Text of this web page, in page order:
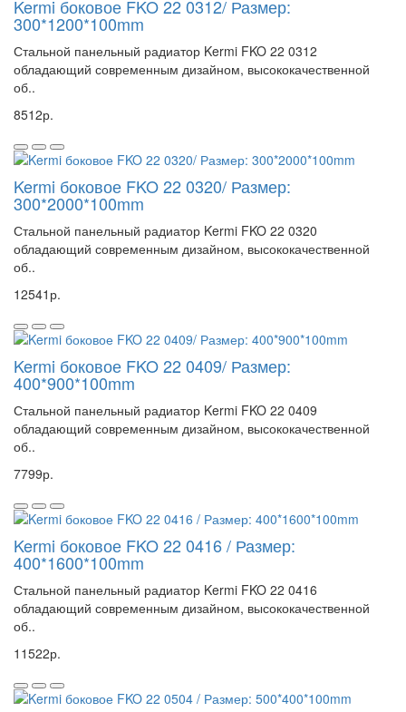
Kermi боковое FKO 22 0312/ Размер:
300*1200*100mm
Стальной панельный радиатор Kermi FKO 22 0312
обладающий современным дизайном, высококачественной
об..
8512р.
Kermi боковое FKO 22 0320/ Размер:
300*2000*100mm
Стальной панельный радиатор Kermi FKO 22 0320
обладающий современным дизайном, высококачественной
об..
12541р.
Kermi боковое FKO 22 0409/ Размер:
400*900*100mm
Стальной панельный радиатор Kermi FKO 22 0409
обладающий современным дизайном, высококачественной
об..
7799р.
Kermi боковое FKO 22 0416 / Размер:
400*1600*100mm
Стальной панельный радиатор Kermi FKO 22 0416
обладающий современным дизайном, высококачественной
об..
11522р.